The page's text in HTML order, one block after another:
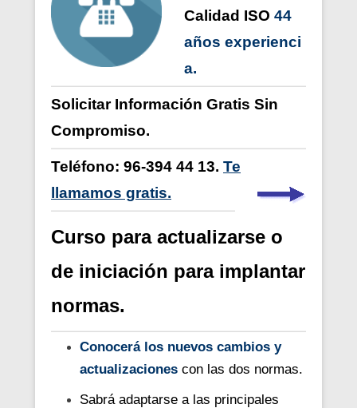
Calidad ISO 44
años experienci
a.
Solicitar Información Gratis Sin
Compromiso.
Teléfono: 96-394 44 13. Te
llamamos gratis.
Curso para actualizarse o
de iniciación para implantar
normas.
Conocerá los nuevos cambios y
actualizaciones con las dos normas.
Sabrá adaptarse a las principales